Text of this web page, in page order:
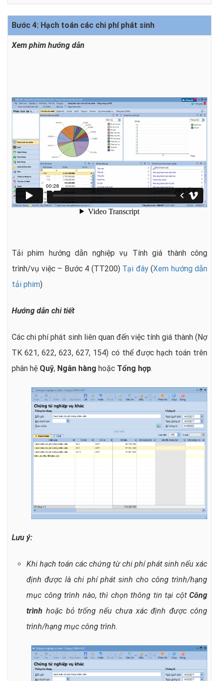
Bước 4: Hạch toán các chi phí phát sinh
Xem phim hướng dẫn
Tải phim hướng dẫn nghiệp vụ Tính giá thành công
trình/vụ việc – Bước 4 (TT200) Tại đây (Xem hướng dẫn
tải phim)
Hướng dẫn chi tiết
Các chi phí phát sinh liên quan đến việc tính giá thành (Nợ
TK 621, 622, 623, 627, 154) có thể được hạch toán trên
phân hệ Quỹ, Ngân hàng hoặc Tổng hợp.
Lưu ý:
Khi hạch toán các chứng từ chi phí phát sinh nếu xác
định được là chi phí phát sinh cho công trình/hạng
mục công trình nào, thì chọn thông tin tại cột Công
trình hoặc bỏ trống nếu chưa xác định được công
trình/hạng mục công trình.